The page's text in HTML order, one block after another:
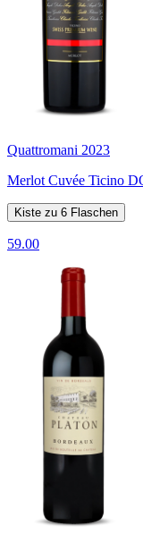
Quattromani 2023
Merlot Cuvée Ticino
Kiste zu 6 Flaschen
59.00